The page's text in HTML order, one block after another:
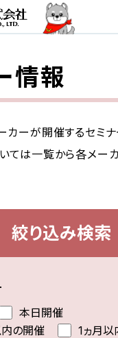
情報
カーが開催するセミナ
ては一覧から各メーカ
絞り込み検索
本日開催
の開催
1ヵ月